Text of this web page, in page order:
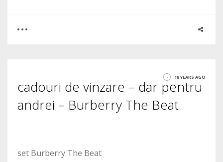
1659
18 YEARS AGO
cadouri de vinzare – dar pentru
andrei – Burberry The Beat
set Burberry The Beat